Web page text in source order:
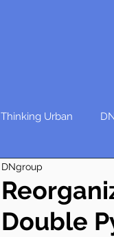
Thinking Urban
Double
DNgroup